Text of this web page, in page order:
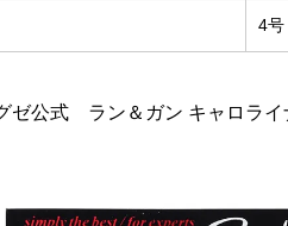
4号
ゼ公式 ラン＆ガン キャロライ